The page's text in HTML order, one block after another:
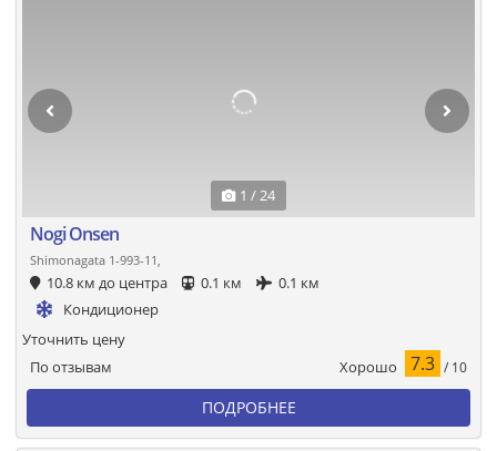
1 / 24
Nogi Onsen
Shimonagata 1-993-11,
10.8 км до центра 0.1 км
0.1 км
Кондиционер
По отзывам Хорошо 7.3 / 10
Уточнить цену
ПОДРОБНЕЕ